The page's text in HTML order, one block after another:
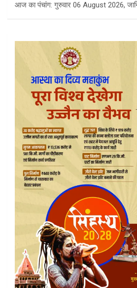
आज का पंचांग: गुरुवार 06 August 2026,